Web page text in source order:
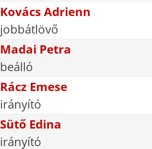
Kovács Adrienn
jobbátlövő
Madai Petra
beálló
Rácz Emese
irányító
Sütő Edina
irányító